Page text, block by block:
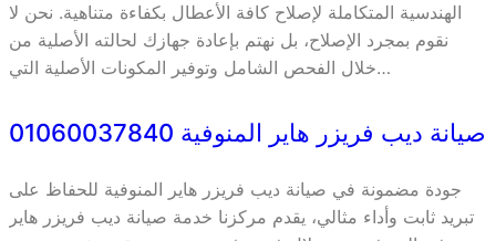
الهندسية المتكاملة لإصلاح كافة الأعطال بكفاءة متناهية. نحن لا
نقوم بمجرد الإصلاح، بل نهتم بإعادة جهازك لحالته الأصلية من
خلال الفحص الشامل وتوفير المكونات الأصلية التي…
صيانة ديب فريزر هاير المنوفية 01060037840
جودة مضمونة في صيانة ديب فريزر هاير المنوفية للحفاظ على
تبريد ثابت وأداء مثالي، يقدم مركزنا خدمة صيانة ديب فريزر هاير